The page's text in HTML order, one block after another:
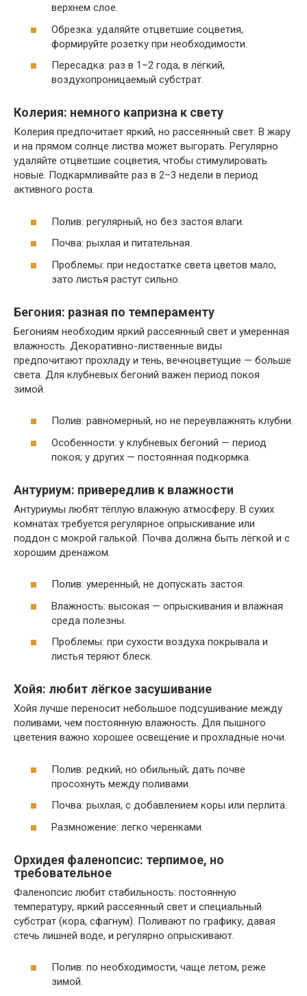
верхнем слое.
Обрезка: удаляйте отцветшие соцветия,
формируйте розетку при необходимости.
Пересадка: раз в 1–2 года, в лёгкий,
воздухопроницаемый субстрат.
Колерия: немного капризна к свету
Колерия предпочитает яркий, но рассеянный свет. В жару
и на прямом солнце листва может выгорать. Регулярно
удаляйте отцветшие соцветия, чтобы стимулировать
новые. Подкармливайте раз в 2–3 недели в период
активного роста.
Полив: регулярный, но без застоя влаги.
Почва: рыхлая и питательная.
Проблемы: при недостатке света цветов мало,
зато листья растут сильно.
Бегония: разная по темпераменту
Бегониям необходим яркий рассеянный свет и умеренная
влажность. Декоративно-лиственные виды
предпочитают прохладу и тень, вечноцветущие — больше
света. Для клубневых бегоний важен период покоя
зимой.
Полив: равномерный, но не переувлажнять клубни.
Особенности: у клубневых бегоний — период
покоя; у других — постоянная подкормка.
Антуриум: привередлив к влажности
Антуриумы любят тёплую влажную атмосферу. В сухих
комнатах требуется регулярное опрыскивание или
поддон с мокрой галькой. Почва должна быть лёгкой и с
хорошим дренажом.
Полив: умеренный, не допускать застоя.
Влажность: высокая — опрыскивания и влажная
среда полезны.
Проблемы: при сухости воздуха покрывала и
листья теряют блеск.
Хойя: любит лёгкое засушивание
Хойя лучше переносит небольшое подсушивание между
поливами, чем постоянную влажность. Для пышного
цветения важно хорошее освещение и прохладные ночи.
Полив: редкий, но обильный; дать почве
просохнуть между поливами.
Почва: рыхлая, с добавлением коры или перлита.
Размножение: легко черенками.
Орхидея фаленопсис: терпимое, но
требовательное
Фаленопсис любит стабильность: постоянную
температуру, яркий рассеянный свет и специальный
субстрат (кора, сфагнум). Поливают по графику, давая
стечь лишней воде, и регулярно опрыскивают.
Полив: по необходимости, чаще летом, реже
зимой.